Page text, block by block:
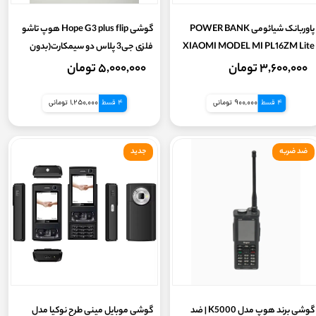
ویژگی های فنی
نوع کاربری
مدل تراش ( cpu)
دسته بندی
قابلیت های ویژه
پاوربانک شیائومی POWER BANK
XIAOMI MODEL MI PL16ZM Lite
۳,۶۰۰,۰۰۰ تومان
4 قسط 900,000 تومانی
گوشی Hope G3 plus flip هوپ تاشو
فلزی جی3 پلاس دو سیمکارت(بدون
گارانتی شرکتی)
۵,۰۰۰,۰۰۰ تومان
4 قسط 1,250,000 تومانی
گوشی برند هوپ مدل K5000 | ضد
ضد ضربه
گوشی موبایل مینی طرح نوکیا مدل
جدید